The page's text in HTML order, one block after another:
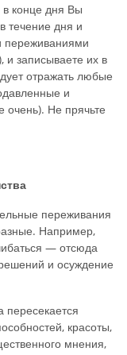
в конце дня Вы
течение дня и
переживаниями
записываете их в
отражать любые
и
Не прячьте
переживания
Например,
— отсюда
и осуждение
пересекается
красоты,
мнения,